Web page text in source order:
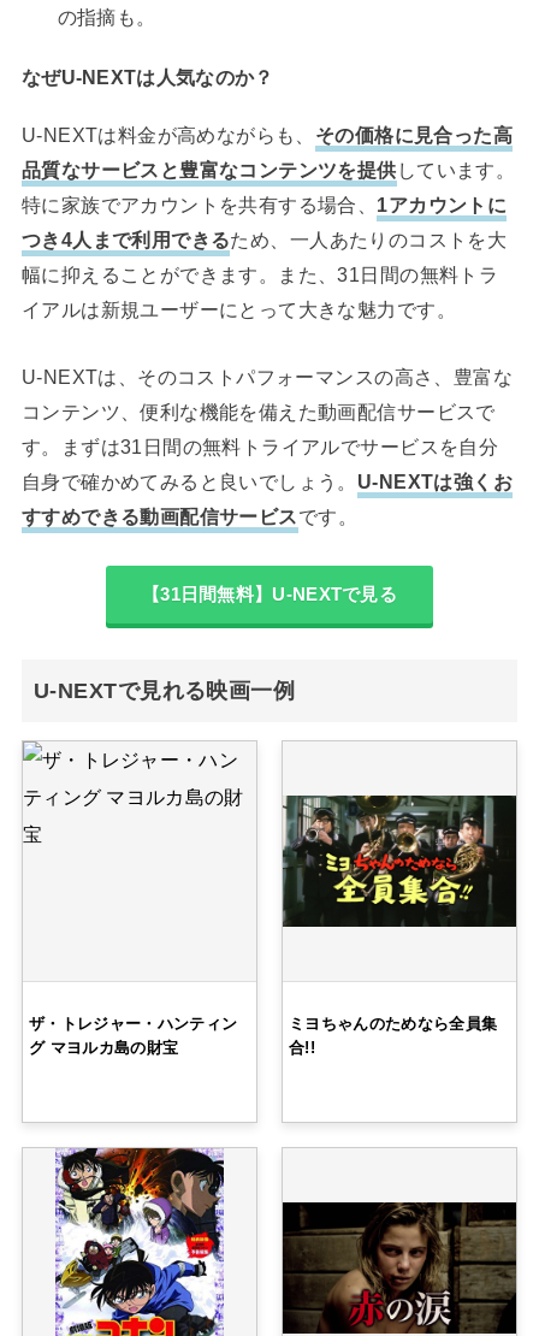
の指摘も。
なぜU-NEXTは人気なのか？
U-NEXTは料金が高めながらも、 その価格に見合った高
品質なサービスと豊富なコンテンツを提供 しています。
特に家族でアカウントを共有する場合、 1アカウントに
つき4人まで利用できるため、一人あたりのコストを大
幅に抑えることができます。また、31日間の無料トラ
イアルは新規ユーザーにとって大きな魅力です。
U-NEXTは、そのコストパフォーマンスの高さ、豊富な
コンテンツ、便利な機能を備えた動画配信サービスで
す。まずは31日間の無料トライアルでサービスを自分
自身で確かめてみると良いでしょう。 U-NEXTは強くお
すすめできる動画配信サービスです。
【31日間無料】U-NEXTで見る
U-NEXTで見れる映画一例
ザ・トレジャー・ハンティン
グ マヨルカ島の財宝
ミヨちゃんのためなら全員集
合!!